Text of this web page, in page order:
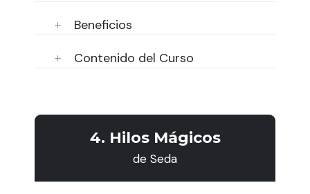
Beneficios
Contenido del Curso
4. Hilos Mágicos
de Seda